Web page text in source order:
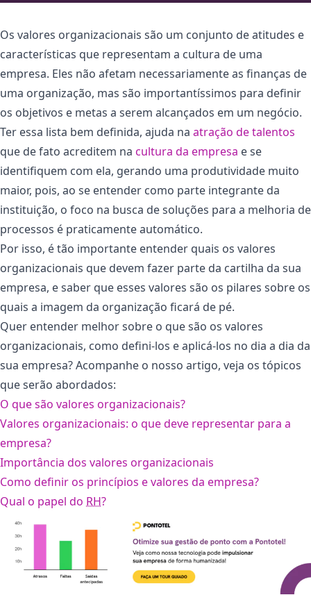
Os valores organizacionais são um conjunto de atitudes e
características que representam a cultura de uma
empresa. Eles não afetam necessariamente as finanças de
uma organização, mas são importantíssimos para definir
os objetivos e metas a serem alcançados em um negócio.
Ter essa lista bem definida, ajuda na atração de talentos
que de fato acreditem na cultura da empresa e se
identifiquem com ela, gerando uma produtividade muito
maior, pois, ao se entender como parte integrante da
instituição, o foco na busca de soluções para a melhoria de
processos é praticamente automático.
Por isso, é tão importante entender quais os valores
organizacionais que devem fazer parte da cartilha da sua
empresa, e saber que esses valores são os pilares sobre os
quais a imagem da organização ficará de pé.
Quer entender melhor sobre o que são os valores
organizacionais, como defini-los e aplicá-los no dia a dia da
sua empresa? Acompanhe o nosso artigo, veja os tópicos
que serão abordados:
O que são valores organizacionais?
Valores organizacionais: o que deve representar para a
empresa?
Importância dos valores organizacionais
Como definir os princípios e valores da empresa?
Qual o papel do RH?